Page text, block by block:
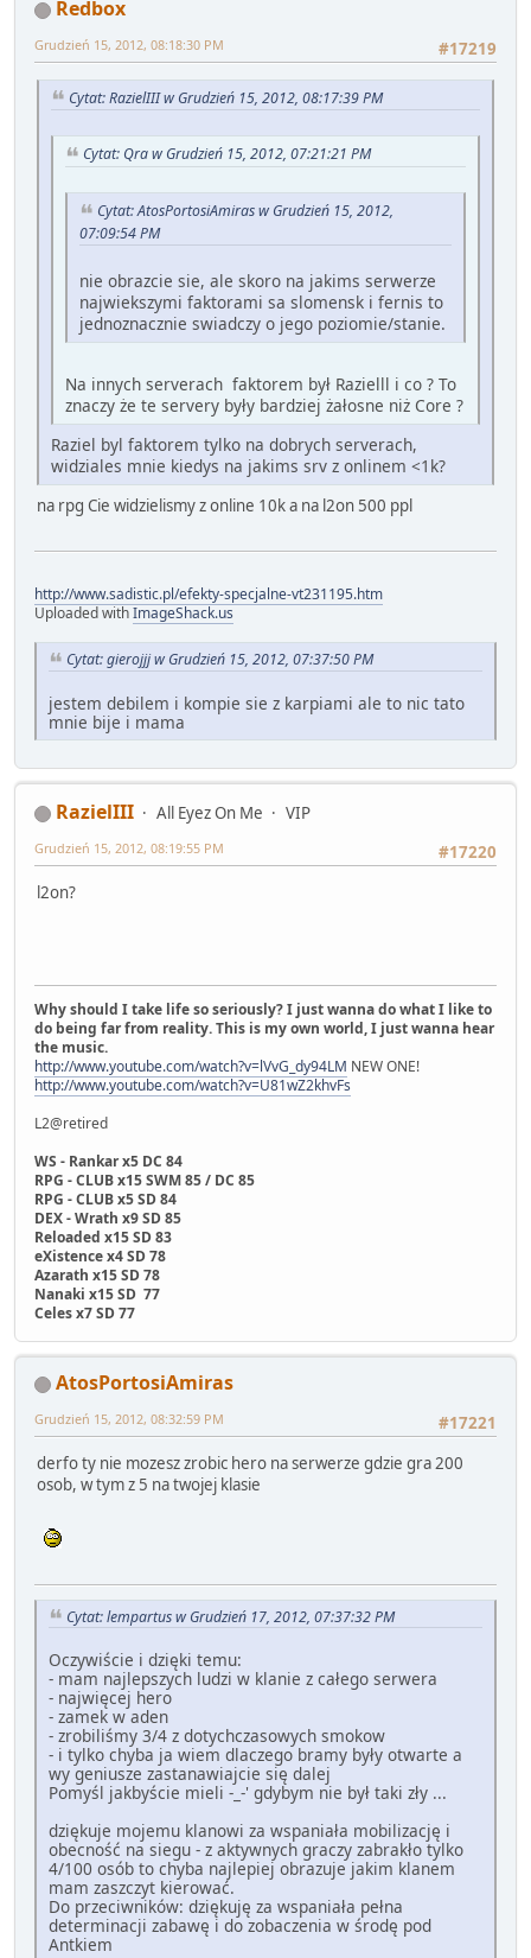
Redbox
#17219
Grudzień 15, 2012, 08:18:30 PM
Cytat: RazielIII w Grudzień 15, 2012, 08:17:39 PM
Cytat: Qra w Grudzień 15, 2012, 07:21:21 PM
Cytat: AtosPortosiAmiras w Grudzień 15, 2012,
07:09:54 PM
nie obrazcie sie, ale skoro na jakims serwerze
najwiekszymi faktorami sa slomensk i fernis to
jednoznacznie swiadczy o jego poziomie/stanie.
Na innych serverach faktorem był Razielll i co ? To
znaczy że te servery były bardziej żałosne niż Core ?
Raziel byl faktorem tylko na dobrych serverach,
widziales mnie kiedys na jakims srv z onlinem <1k?
na rpg Cie widzielismy z online 10k a na l2on 500 ppl
http://www.sadistic.pl/efekty-specjalne-vt231195.htm
Uploaded withImageShack.us
Cytat: gierojjj w Grudzień 15, 2012, 07:37:50 PM
jestem debilem i kompie sie z karpiami ale to nic tato
mnie bije i mama
RazielIII All Eyez On Me
VIP
#17220
Grudzień 15, 2012, 08:19:55 PM
l2on?
Why should I take life so seriously? I just wanna do what I like to
do being far from reality. This is my own world, I just wanna hear
the music.
http://www.youtube.com/watch?v=lVvG_dy94LM NEW ONE!
http://www.youtube.com/watch?v=U81wZ2khvFs
L2@retired
WS - Rankar x5 DC 84
RPG - CLUB x15 SWM 85 / DC 85
RPG - CLUB x5 SD 84
DEX - Wrath x9 SD 85
Reloaded x15 SD 83
eXistence x4 SD 78
Azarath x15 SD 78
Nanaki x15 SD 77
Celes x7 SD 77
AtosPortosiAmiras
#17221
Grudzień 15, 2012, 08:32:59 PM
derfo ty nie mozesz zrobic hero na serwerze gdzie gra 200
osob, w tym z 5 na twojej klasie
Cytat: lempartus w Grudzień 17, 2012, 07:37:32 PM
Oczywiście i dzięki temu:
- mam najlepszych ludzi w klanie z całego serwera
- najwięcej hero
- zamek w aden
- zrobiliśmy 3/4 z dotychczasowych smokow
- i tylko chyba ja wiem dlaczego bramy były otwarte a
wy geniusze zastanawiajcie się dalej
Pomyśl jakbyście mieli -_-' gdybym nie był taki zły ...
dziękuje mojemu klanowi za wspaniała mobilizację i
obecność na siegu - z aktywnych graczy zabrakło tylko
4/100 osób to chyba najlepiej obrazuje jakim klanem
mam zaszczyt kierować.
Do przeciwników: dziękuję za wspaniała pełna
determinacji zabawę i do zobaczenia w środę pod
Antkiem